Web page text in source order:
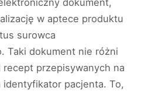
dokument,
w aptece produktu
surowca
Taki dokument nie różni
przepisywanych na
identyfikator pacjenta. To,